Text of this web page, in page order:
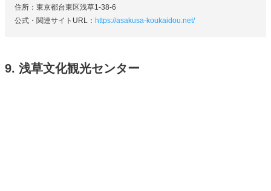
住所：東京都台東区浅草1-38-6
公式・関連サイトURL： https://asakusa-koukaidou.net/
9. 浅草文化観光センター